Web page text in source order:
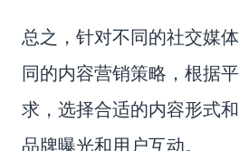
总之，针对不同的社交媒
同的内容营销策略，根据
求，选择合适的内容形式
品牌曝光和用户互动。